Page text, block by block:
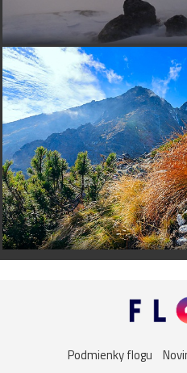
Podmienky flogu